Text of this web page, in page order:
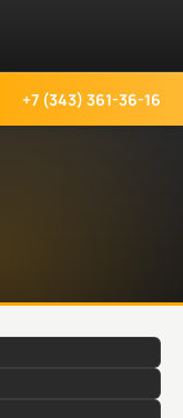
+7 (343) 361-36-16